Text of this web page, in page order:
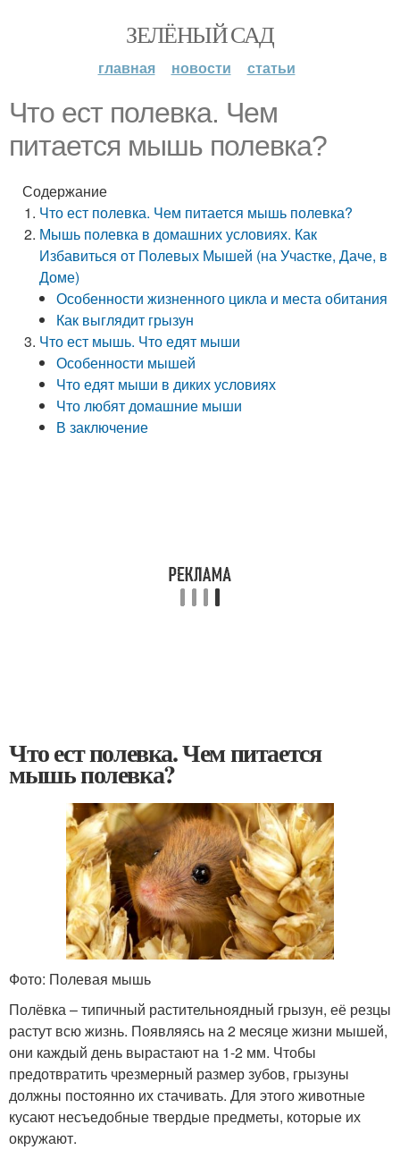
ЗЕЛЁНЫЙ САД
главная новости статьи
Что ест полевка. Чем
питается мышь полевка?
Содержание
Что ест полевка. Чем питается мышь полевка?
Мышь полевка в домашних условиях. Как
Избавиться от Полевых Мышей (на Участке, Даче, в
Доме)
Особенности жизненного цикла и места обитания
Как выглядит грызун
Что ест мышь. Что едят мыши
Особенности мышей
Что едят мыши в диких условиях
Что любят домашние мыши
В заключение
Что ест полевка. Чем питается
мышь полевка?
Фото: Полевая мышь
Полёвка – типичный растительноядный грызун, её резцы
растут всю жизнь. Появляясь на 2 месяце жизни мышей,
они каждый день вырастают на 1-2 мм. Чтобы
предотвратить чрезмерный размер зубов, грызуны
должны постоянно их стачивать. Для этого животные
кусают несъедобные твердые предметы, которые их
окружают.